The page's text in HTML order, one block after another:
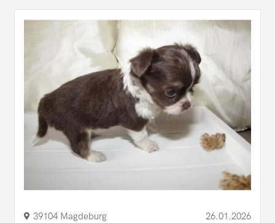
39104 Magdeburg 26.01.2026